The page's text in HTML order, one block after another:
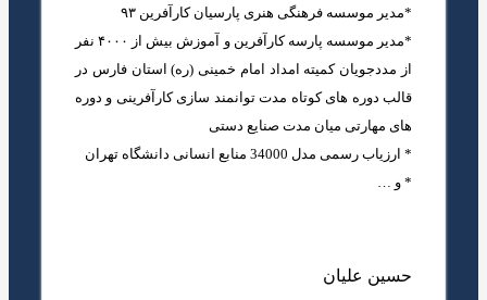
*مدیر موسسه فرهنگی هنری پارسیان کارآفرین ۹۳
*مدیر موسسه پارسه کارآفرین و آموزش بیش از ۴۰۰۰ نفر
از مددجویان کمیته امداد امام خمینی (ره) استان فارس در
قالب دوره های کوتاه مدت توانمند سازی کارآفرینی و دوره
های مهارتی میان مدت صنایع دستی
* ارزیاب رسمی مدل 34000 منابع انسانی دانشگاه تهران
* و …
حسین علیان